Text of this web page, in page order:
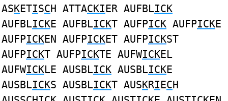
ASKETISCH ATTACKIER AUFBLICK
AUFBLICKE AUFBLICKT AUFPICK AUFPICKE
AUFPICKEN AUFPICKET AUFPICKST
AUFPICKT AUFPICKTE AUFWICKEL
AUFWICKLE AUSBLICK AUSBLICKE
AUSBLICKS AUSBLICKT AUSKRIECH